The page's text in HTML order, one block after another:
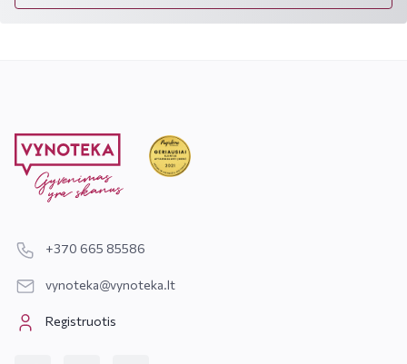
+370 665 85586
vynoteka@vynoteka.lt
Registruotis